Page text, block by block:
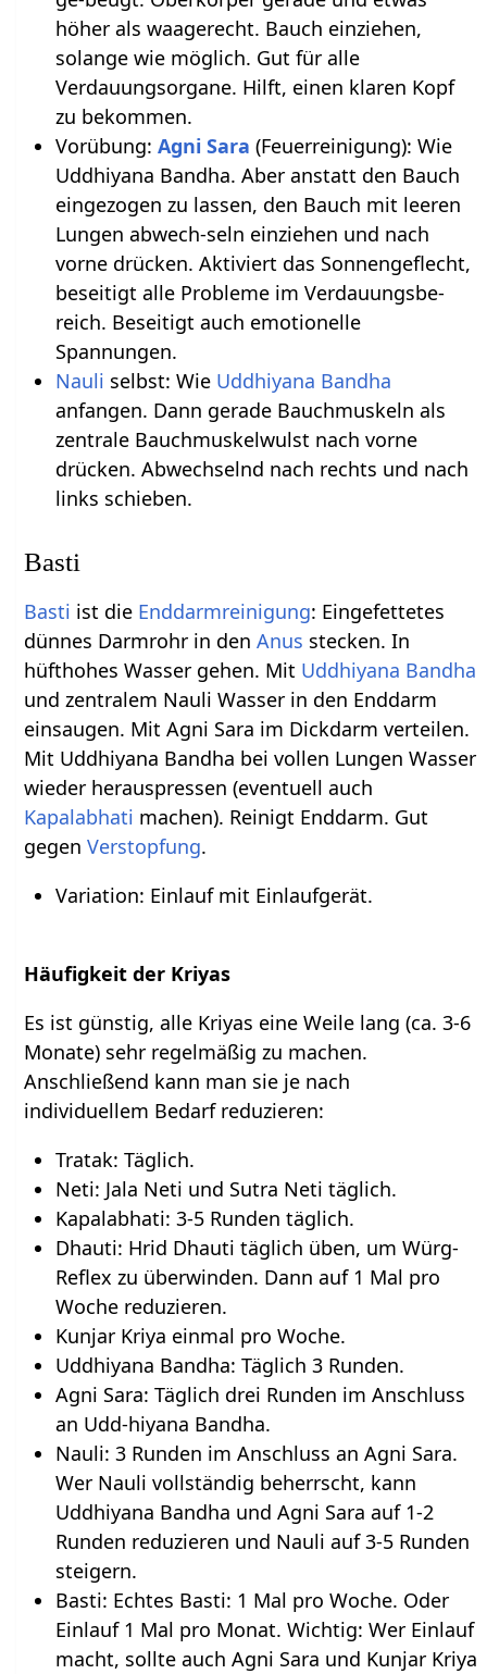
höher als waagerecht. Bauch einziehen,
solange wie möglich. Gut für alle
Verdauungsorgane. Hilft, einen klaren Kopf
zu bekommen.
Vorübung: Agni Sara (Feuerreinigung): Wie
Uddhiyana Bandha. Aber anstatt den Bauch
eingezogen zu lassen, den Bauch mit leeren
Lungen abwech-seln einziehen und nach
vorne drücken. Aktiviert das Sonnengeflecht,
beseitigt alle Probleme im Verdauungsbe-
reich. Beseitigt auch emotionelle
Spannungen.
Nauli selbst: Wie Uddhiyana Bandha
anfangen. Dann gerade Bauchmuskeln als
zentrale Bauchmuskelwulst nach vorne
drücken. Abwechselnd nach rechts und nach
links schieben.
Basti
Basti ist die Enddarmreinigung: Eingefettetes
dünnes Darmrohr in denAnus stecken. In
hüfthohes Wasser gehen. Mit Uddhiyana Bandha
und zentralem Nauli Wasser in den Enddarm
einsaugen. Mit Agni Sara im Dickdarm verteilen.
Mit Uddhiyana Bandha bei vollen Lungen Wasser
wieder herauspressen (eventuell auch
Kapalabhati machen). Reinigt Enddarm. Gut
gegenVerstopfung.
Variation: Einlauf mit Einlaufgerät.
Häufigkeit der Kriyas
Es ist günstig, alle Kriyas eine Weile lang (ca. 3-6
Monate) sehr regelmäßig zu machen.
Anschließend kann man sie je nach
individuellem Bedarf reduzieren:
Tratak: Täglich.
Neti: Jala Neti und Sutra Neti täglich.
Kapalabhati: 3-5 Runden täglich.
Dhauti: Hrid Dhauti täglich üben, um Würg-
Reflex zu überwinden. Dann auf 1 Mal pro
Woche reduzieren.
Kunjar Kriya einmal pro Woche.
Uddhiyana Bandha: Täglich 3 Runden.
Agni Sara: Täglich drei Runden im Anschluss
an Udd-hiyana Bandha.
Nauli: 3 Runden im Anschluss an Agni Sara.
Wer Nauli vollständig beherrscht, kann
Uddhiyana Bandha und Agni Sara auf 1-2
Runden reduzieren und Nauli auf 3-5 Runden
steigern.
Basti: Echtes Basti: 1 Mal pro Woche. Oder
Einlauf 1 Mal pro Monat. Wichtig: Wer Einlauf
macht, sollte auch Agni Sara und Kunjar Kriya